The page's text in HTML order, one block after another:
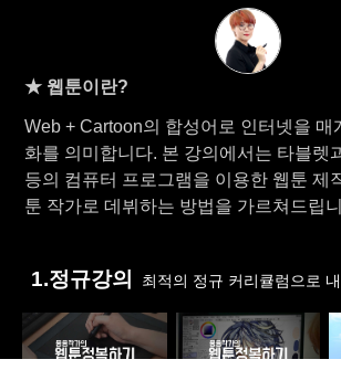
★ 웹툰이란?
Web + Cartoon의 합성어로 인터넷을 매
화를 의미합니다. 본 강의에서는 타블렛
등의 컴퓨터 프로그램을 이용한 웹툰 제
툰 작가로 데뷔하는 방법을 가르쳐드립
1.정규강의 최적의 정규 커리큘럼으로